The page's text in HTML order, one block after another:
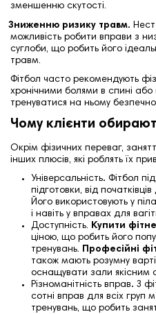
зменшенню скутості.
Зниженню ризику травм.
можливість робити вправи з
суглоби, що робить його
травм.
Фітбол часто рекомендують
хронічними болями в спині або
тренуватися на ньому
Чому клієнти
Окрім фізичних переваг,
інших плюсів, які роблять їх
Універсальність. Фітбол
підготовки, від
Його використовують у
і навіть у вправах для
Доступність. Купити
ціною, що робить його
тренувань. Професійні
також мають розумну
оснащувати зали якісним
Різноманітність вправ. З
сотні вправ для всіх груп
тренувань, що робить